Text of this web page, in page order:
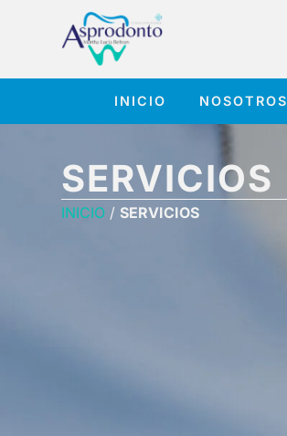
INICIO NOSOTROS
SERVICIOS
INICIO / SERVICIOS